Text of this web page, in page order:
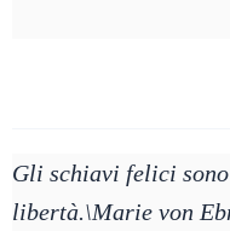
Gli schiavi felici
libertà.\Marie von